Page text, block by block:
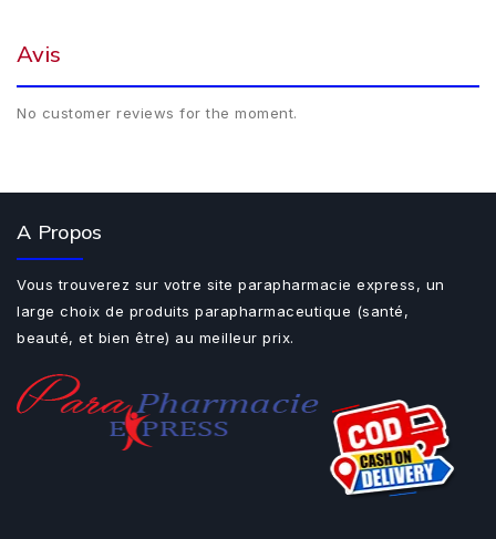
Avis
No customer reviews for the moment.
A Propos
Vous trouverez sur votre site parapharmacie express, un
large choix de produits parapharmaceutique (santé,
beauté, et bien être) au meilleur prix.